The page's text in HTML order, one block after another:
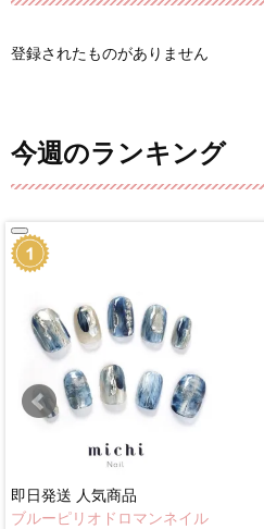
登録されたものがありません
今週のランキング
即日発送 人気商品
ブルーピリオドロマンネイル